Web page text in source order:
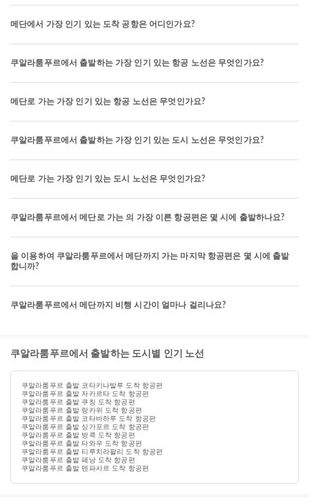
메단에서 가장 인기 있는 도착 공항은 어디인가요?
쿠알라룸푸르에서 출발하는 가장 인기 있는 항공 노선은 무엇인가요?
메단로 가는 가장 인기 있는 항공 노선은 무엇인가요?
쿠알라룸푸르에서 출발하는 가장 인기 있는 도시 노선은 무엇인가요?
메단로 가는 가장 인기 있는 도시 노선은 무엇인가요?
쿠알라룸푸르에서 메단로 가는 의 가장 이른 항공편은 몇 시에 출발하나요?
을 이용하여 쿠알라룸푸르에서 메단까지 가는 마지막 항공편은 몇 시에 출발
합니까?
쿠알라룸푸르에서 메단까지 비행 시간이 얼마나 걸리나요?
쿠알라룸푸르에서 출발하는 도시별 인기 노선
쿠알라룸푸르 출발 코타키나발루 도착 항공편
쿠알라룸푸르 출발 자카르타 도착 항공편
쿠알라룸푸르 출발 쿠칭 도착 항공편
쿠알라룸푸르 출발 랑카위 도착 항공편
쿠알라룸푸르 출발 코타바하루 도착 항공편
쿠알라룸푸르 출발 싱가포르 도착 항공편
쿠알라룸푸르 출발 방콕 도착 항공편
쿠알라룸푸르 출발 타와우 도착 항공편
쿠알라룸푸르 출발 티루치라팔리 도착 항공편
쿠알라룸푸르 출발 페낭 도착 항공편
쿠알라룸푸르 출발 덴파사르 도착 항공편